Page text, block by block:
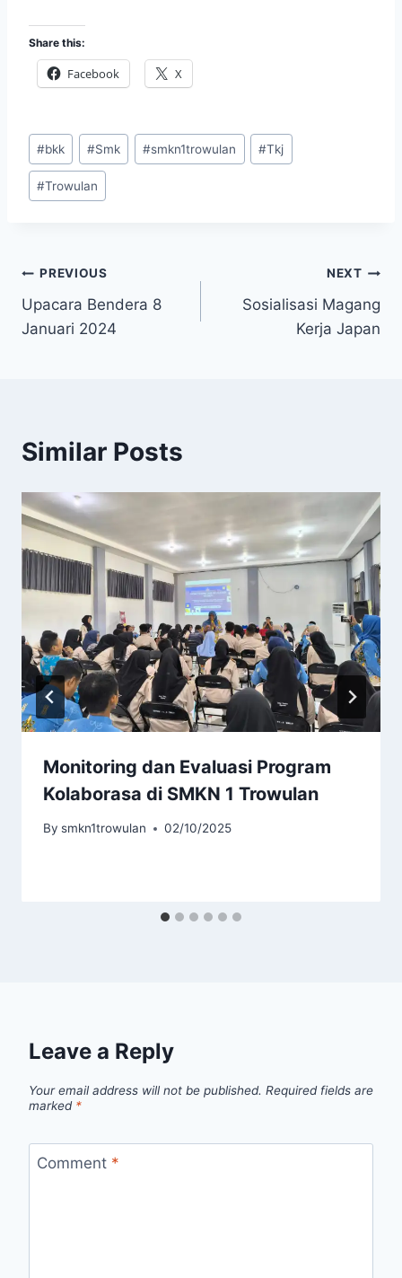
Share this:
Facebook X
Post
Tags:
#bkk #Smk #smkn1trowulan #Tkj
#Trowulan
Post
navigation
PREVIOUS
Upacara Bendera 8
Januari 2024
NEXT
Sosialisasi Magang
Kerja Japan
Similar Posts
Monitoring dan Evaluasi Program
Kolaborasa di SMKN 1 Trowulan
By smkn1trowulan 02/10/2025
Leave a Reply
Your email address will not be published. Required fields are
marked *
Comment *